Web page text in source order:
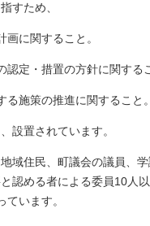
すため、
に関すること。
定・措置の方針に関する
施策の推進に関すること。
設置されています。
域住民、町議会の議員、
認める者による委員10人
ています。